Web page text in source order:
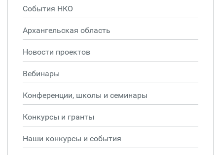
События НКО
Архангельская область
Новости проектов
Вебинары
Конференции, школы и семинары
Конкурсы и гранты
Наши конкурсы и события